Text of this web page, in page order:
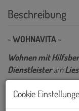
Beschreibung
~ WOHNAVITA ~
Wohnen mit
Dienstleisteram
In einem tollen
Cookie